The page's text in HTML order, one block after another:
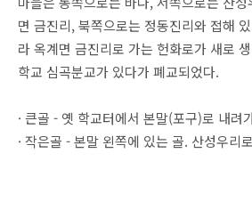
면 금진리, 북쪽으로는 정동진리와 접해
라 옥계면 금진리로 가는 헌화로가 새로
학교 심곡분교가 있다가 폐교되었다.
· 큰골 - 옛 학교터에서 본말(포구)로 내려
· 작은골 - 본말 왼쪽에 있는 골. 산성우리